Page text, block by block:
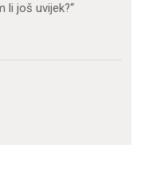
li još uvijek?“